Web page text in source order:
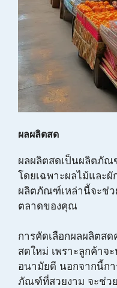
ผลผลิตสด
ผลผลิตสดเป็นผลิตภั
โดยเฉพาะผลไม้และ
ผลิตภัณฑ์เหล่านี้จะช่ว
ตลาดของคุณ
การคัดเลือกผลผลิตส
สดใหม่ เพราะลูกค้า
อนามัยดี นอกจากนี้ก
ภัณฑ์ที่สวยงาม จะช่ว